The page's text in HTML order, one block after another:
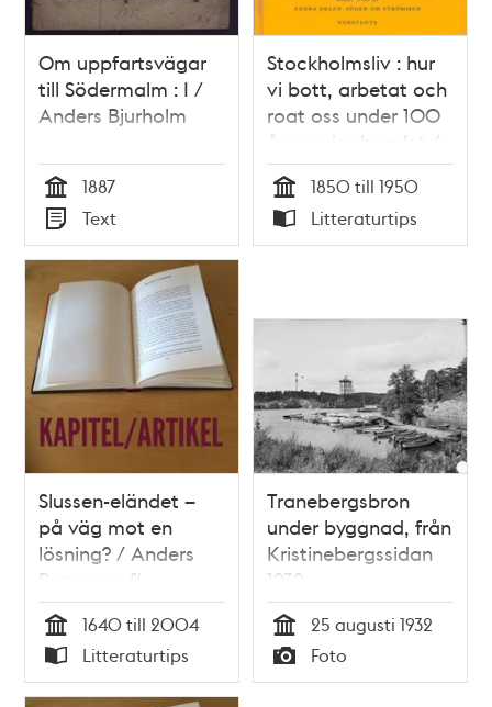
Om uppfartsvägar
till Södermalm : I /
Anders Bjurholm
Tid
1887
Typ
Text
Stockholmsliv : hur
vi bott, arbetat och
roat oss under 100
år : andra bandet /
Staffan Tjerneld
Tid
1850 till 1950
Typ
Litteraturtips
Slussen-eländet –
på väg mot en
lösning? / Anders
Roman m.fl.
Tid
1640 till 2004
Typ
Litteraturtips
Tranebergsbron
under byggnad, från
Kristinebergssidan
1932
Tid
25 augusti 1932
Typ
Foto